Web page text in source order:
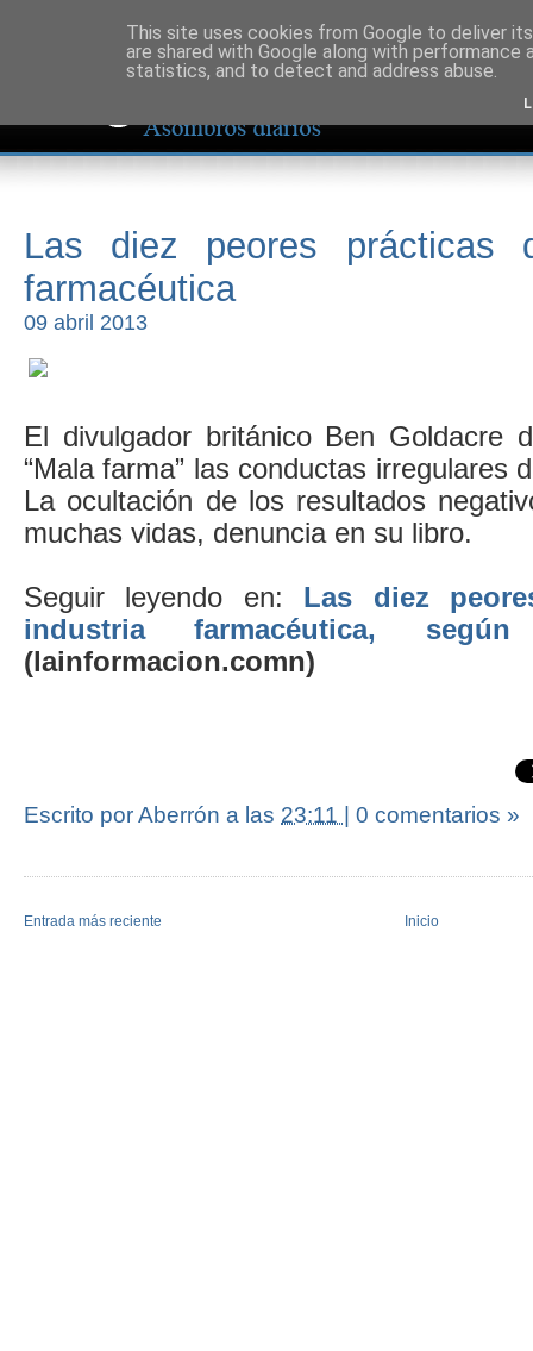
Las diez peores prácticas
farmacéutica
09 abril 2013
El divulgador británico Ben Goldacre
“Mala farma” las conductas irregulares
La ocultación de los resultados
muchas vidas, denuncia en su libro.
Seguir leyendo en: Las diez
industria farmacéutica,
(lainformacion.comn)
Escrito por Aberrón a las 23:11 | 0 comentarios »
Entrada más reciente Inicio
This site uses cookies from Google to deliver
are shared with Google along with
statistics, and to detect and address abuse.